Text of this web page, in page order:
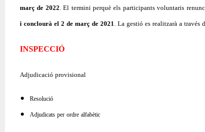
març de 2022. El termini perquè els participants voluntaris
i conclourà el 2 de març de 2021. La gestió es realitzarà a través
INSPECCIÓ
Adjudicació provisional
Resolució
Adjudicats per ordre alfabètic